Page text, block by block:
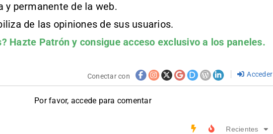
y permanente de la web.
de las opiniones de sus usuarios.
Hazte Patrón y consigue acceso exclusivo a los paneles.
Conectar con Acceder
Por favor, accede para comentar
Recientes